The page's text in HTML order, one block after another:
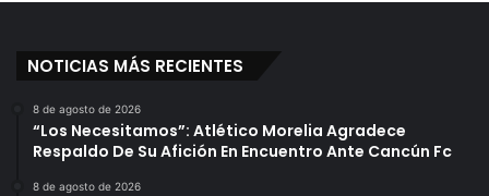
NOTICIAS MÁS RECIENTES
8 de agosto de 2026
“Los Necesitamos”: Atlético Morelia Agradece
Respaldo De Su Afición En Encuentro Ante Cancún Fc
8 de agosto de 2026